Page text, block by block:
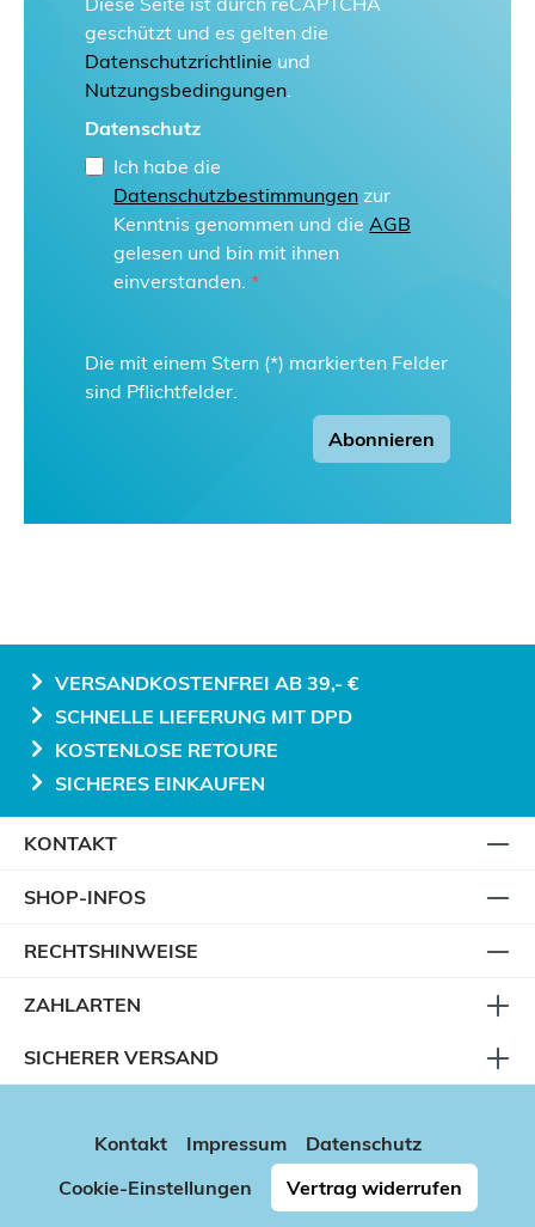
geschützt und es gelten die
Datenschutzrichtlinie und
Nutzungsbedingungen.
Datenschutz
Ich habe die
Datenschutzbestimmungen zur
Kenntnis genommen und die AGB
gelesen und bin mit ihnen
einverstanden. *
Die mit einem Stern (*) markierten Felder
sind Pflichtfelder.
Abonnieren
VERSANDKOSTENFREI AB 39,- €
SCHNELLE LIEFERUNG MIT DPD
KOSTENLOSE RETOURE
SICHERES EINKAUFEN
KONTAKT
SHOP-INFOS
RECHTSHINWEISE
ZAHLARTEN
SICHERER VERSAND
Kontakt Impressum
Datenschutz
Cookie-Einstellungen
Vertrag widerrufen